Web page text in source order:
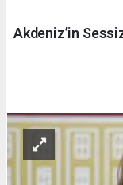
Akdeniz’in